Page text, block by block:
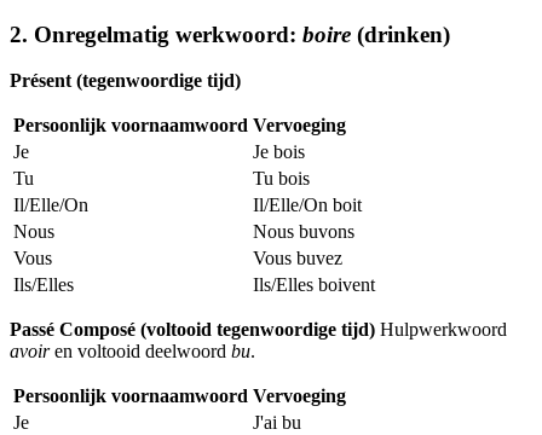
2. Onregelmatig werkwoord: boire (drinken)
Présent (tegenwoordige tijd)
Persoonlijk voornaamwoord Vervoeging
Je
Je bois
Tu
Tu bois
Il/Elle/On
Il/Elle/On boit
Nous
Nous buvons
Vous
Vous buvez
Ils/Elles
Ils/Elles boivent
Passé Composé (voltooid tegenwoordige tijd) Hulpwerkwoord
avoiren voltooid deelwoord bu.
Persoonlijk voornaamwoord Vervoeging
Je
J'ai bu